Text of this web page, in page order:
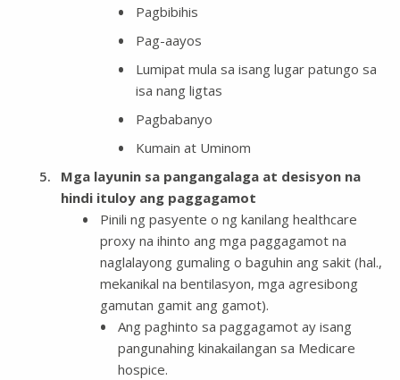
Pagbibihis
Pag-aayos
Lumipat mula sa isang lugar patungo sa
isa nang ligtas
Pagbabanyo
Kumain at Uminom
Mga layunin sa pangangalaga at desisyon na
hindi ituloy ang paggagamot
Pinili ng pasyente o ng kanilang healthcare
proxy na ihinto ang mga paggagamot na
naglalayong gumaling o baguhin ang sakit (hal.,
mekanikal na bentilasyon, mga agresibong
gamutan gamit ang gamot).
Ang paghinto sa paggagamot ay isang
pangunahing kinakailangan sa Medicare
hospice.